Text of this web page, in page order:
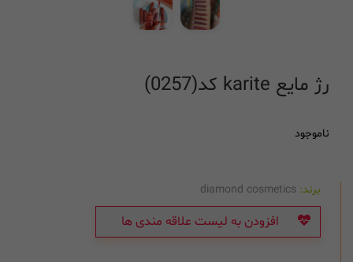
رژ مایع karite کد(0257)
ناموجود
برند: diamond cosmetics
افزودن به لیست علاقه مندی ها